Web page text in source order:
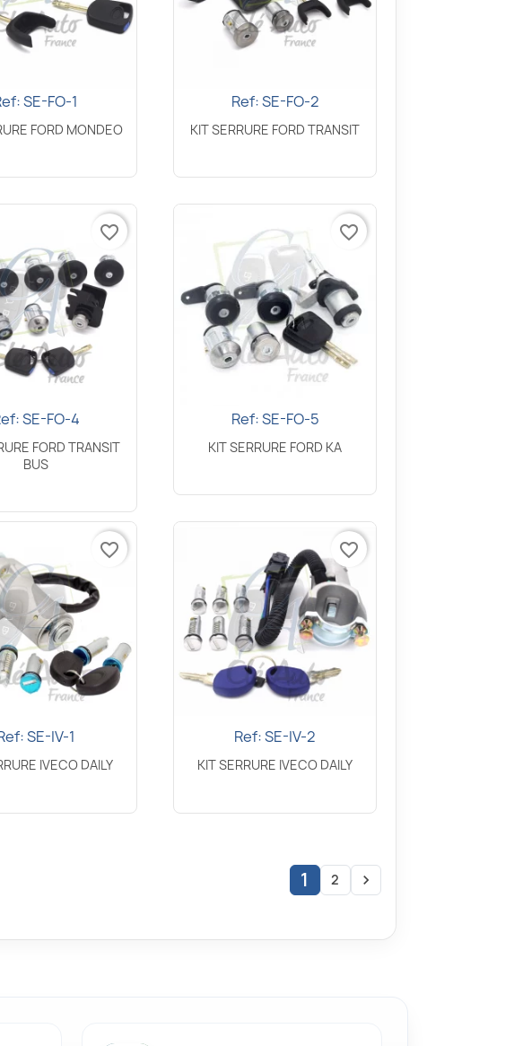
rapide
SE-FO-1
FORD MONDEO
Aperçu rapide
Ref: SE-FO-2
KIT SERRURE FORD TRANSIT
rapide
SE-FO-4
FORD TRANSIT
BUS
favorite_border
Aperçu rapide
Ref: SE-FO-5
KIT SERRURE FORD KA
favorite_border
rapide
SE-IV-1
IVECO DAILY
favorite_border
Aperçu rapide
Ref: SE-IV-2
KIT SERRURE IVECO DAILY
favorite_border
1 2 